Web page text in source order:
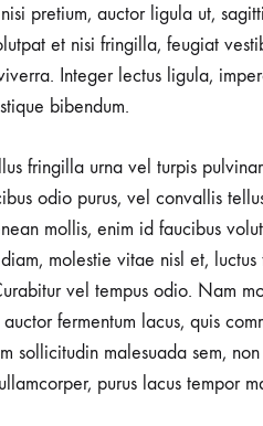
pretium, auctor ligula ut,
et nisi fringilla, feugiat
Integer lectus ligula,
bibendum.
fringilla urna vel turpis
odio purus, vel convallis
mollis, enim id faucibus
molestie vitae nisl et,
vel tempus odio. Nam
fermentum lacus, quis
sollicitudin malesuada sem,
purus lacus tempor